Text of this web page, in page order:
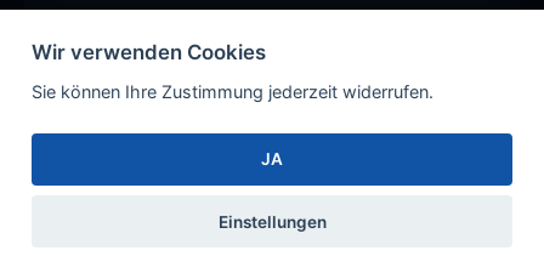
Cookie Einstellungen
Wir verwenden Cookies
Sie können Ihre Zustimmung jederzeit widerrufen.
JA
Einstellungen